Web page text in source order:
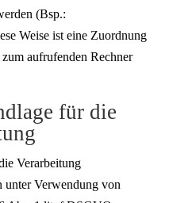
(Bsp.:
Weise ist eine Zuordnung
aufrufenden Rechner
für die
Verarbeitung
unter Verwendung von